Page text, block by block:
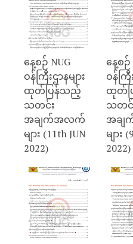
နေ့စဉ် NUG
ဝန်ကြီးဌာနများ
ထုတ်ပြန်သည့်
သတင်း
အချက်အလက်
များ (11th JUN
2022)
နေ့စဉ်
ဝန်ကြီ
ထုတ်
သတင်
အခ
များ
2022)